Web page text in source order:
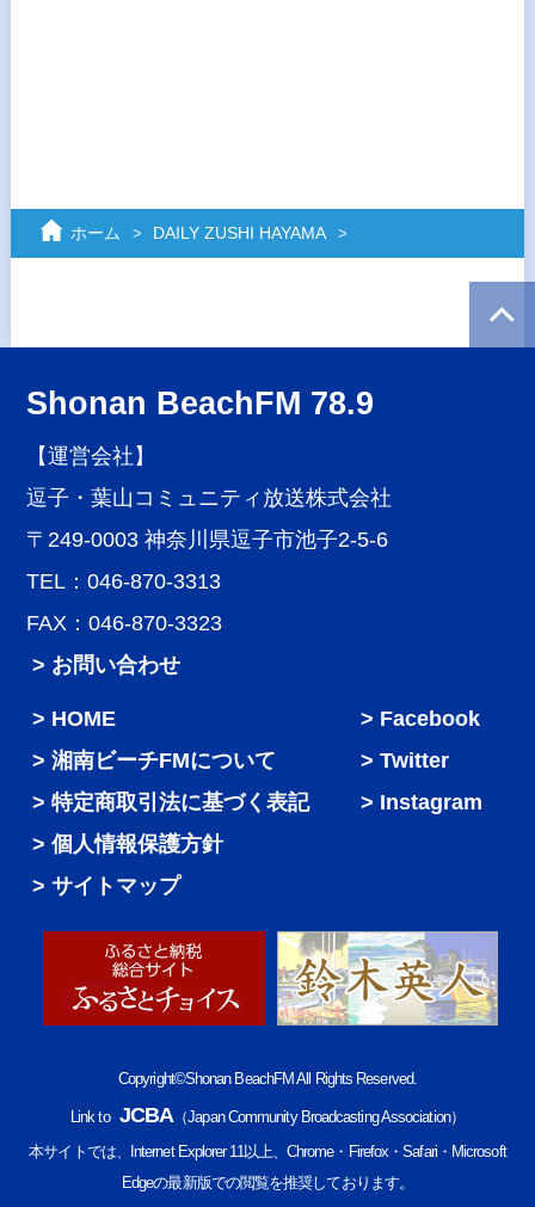
ホーム DAILY ZUSHI HAYAMA
Shonan BeachFM 78.9
【運営会社】
逗子・葉山コミュニティ放送株式会社
〒249-0003 神奈川県逗子市池子2-5-6
TEL：046-870-3313
FAX：046-870-3323
> お問い合わせ
HOME
湘南ビーチFMについて
特定商取引法に基づく表記
個人情報保護方針
サイトマップ
Facebook
Twitter
Instagram
Copyright©Shonan BeachFM All Rights Reserved.
Link to JCBA（Japan Community Broadcasting Association）
本サイトでは、Internet Explorer 11以上、Chrome・Firefox・Safari・Microsoft
Edgeの最新版での閲覧を推奨しております。